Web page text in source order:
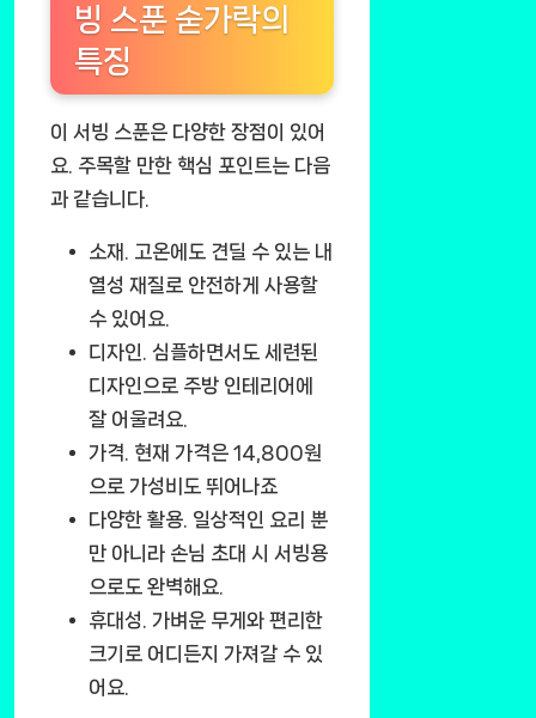
빙 스푼 숟가락의
특징
이 서빙 스푼은 다양한 장점이 있어
요. 주목할 만한 핵심 포인트는 다음
과 같습니다.
소재.
고온에도 견딜 수 있는 내
열성 재질로 안전하게 사용할
수 있어요.
디자인. 심플하면서도 세련된
디자인으로 주방 인테리어에
잘 어울려요.
가격. 현재 가격은 14,800원
으로 가성비도 뛰어나죠
다양한 활용. 일상적인 요리 뿐
만 아니라 손님 초대 시 서빙용
으로도 완벽해요.
휴대성. 가벼운 무게와 편리한
크기로 어디든지 가져갈 수 있
어요.